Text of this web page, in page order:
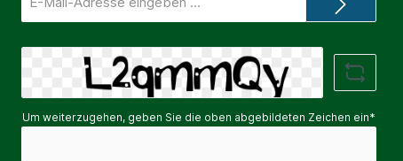
Mail-
Adresse*
Um weiterzugehen, geben Sie die oben abgebildeten Zeichen ein*